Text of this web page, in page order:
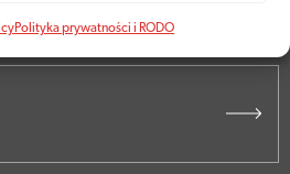
Polityka prywatności i RODO